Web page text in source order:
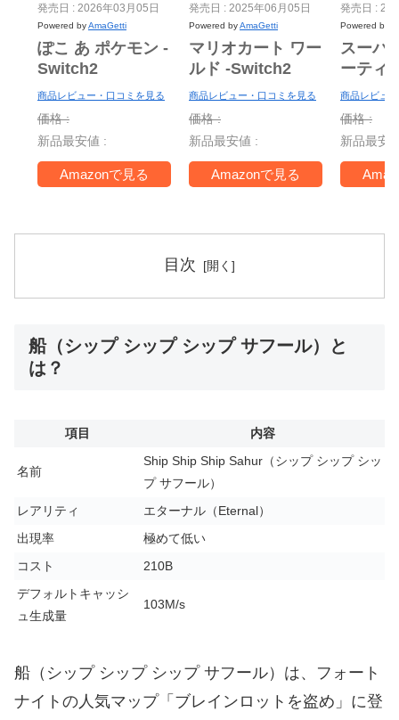
発売日 : 2026年03月05日
Powered byAmaGetti
ぽこ あ ポケモン -
Switch2
商品レビュー・口コミを見る
価格 :
新品最安値 :
Amazonで見る
発売日 : 2025年06月05日
Powered byAmaGetti
マリオカート ワー
ルド -Switch2
商品レビュー・口コミを見る
価格 :
新品最安値 :
Amazonで見る
発売日 :
Powered by
スーパ
ーティ
ー
Switch
＋ ジャ
TV -
商品レビュ
価格 :
新品最安
目次
船（シップ シップ シップ サフール）と
は？
項目 内容
名前
Ship Ship Ship Sahur（シップ シップ シッ
プ サフール）
レアリティ
エターナル（Eternal）
出現率
極めて低い
コスト
210B
デフォルトキャッシ
ュ生成量
103M/s
船（シップ シップ シップ サフール）は、フォート
ナイトの人気マップ「ブレインロットを盗め」に登